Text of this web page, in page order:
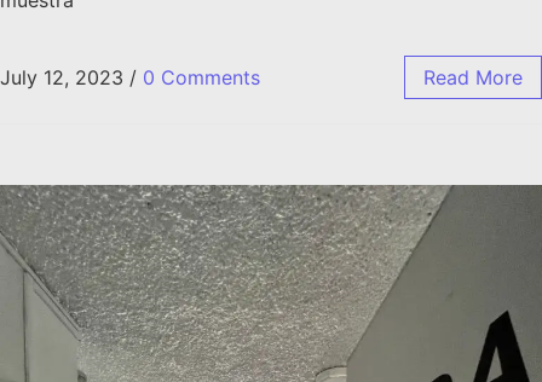
July 12, 2023 / 0 Comments Read More